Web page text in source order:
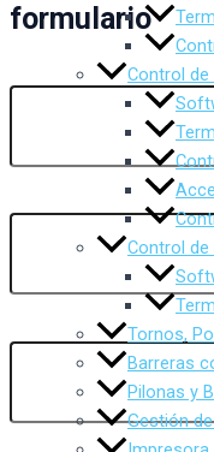
Control
Control
Tornos,
Barreras
Pilonas y
Gestión
formulario
Tu nombre (requerido)
Tu correo electrónico